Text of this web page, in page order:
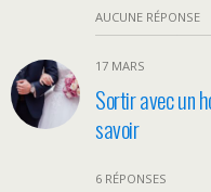
AUCUNE RÉPONSE
17 MARS
Sortir avec un
savoir
6 RÉPONSES